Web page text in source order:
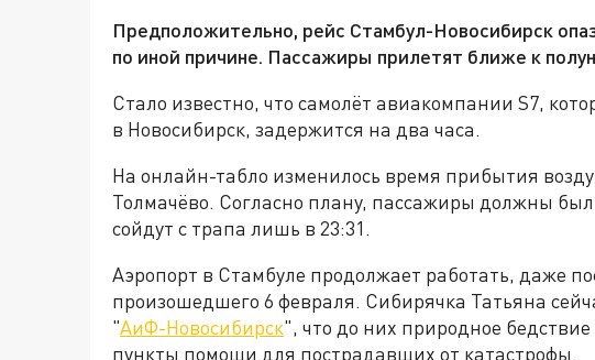
Предположительно, рейс Стамбул-Новосибирск
по иной причине. Пассажиры прилетят ближе к
Стало известно, что самолёт авиакомпании S7,
в Новосибирск, задержится на два часа.
На онлайн-табло изменилось время прибытия
Толмачёво. Согласно плану, пассажиры должны
сойдут с трапа лишь в 23:31.
Аэропорт в Стамбуле продолжает работать, даже
произошедшего 6 февраля. Сибирячка Татьяна
"АиФ-Новосибирск", что до них природное
пункты помощи для пострадавших от катастрофы.